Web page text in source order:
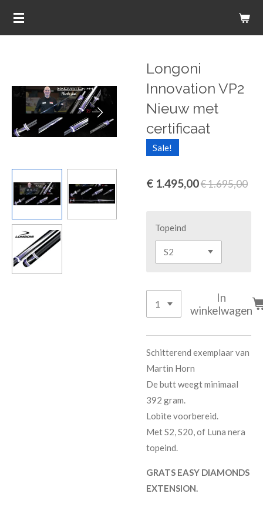
Ga
Longoni
Innovation VP2
Nieuw met
certificaat
Sale!
€ 1.495,00€ 1.695,00
Topeind
In
winkelwagen
Schitterend exemplaar van
Martin Horn
De butt weegt minimaal
392 gram.
Lobite voorbereid.
Met S2, S20, of Luna nera
topeind.
GRATS EASY DIAMONDS
EXTENSION.